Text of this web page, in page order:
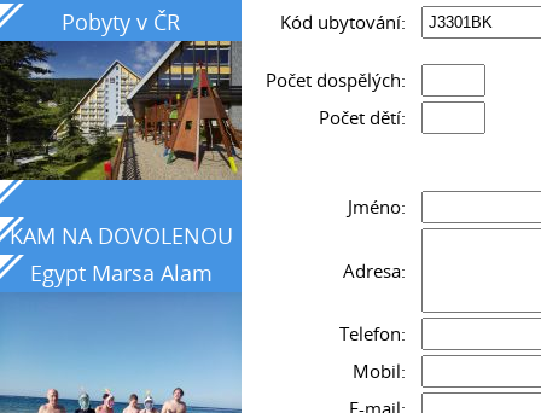
Pobyty v ČR
KAM NA DOVOLENOU
Egypt Marsa Alam
Kód ubytování:
Počet dospělých:
Počet dětí:
Jméno:
Adresa:
Telefon:
Mobil:
E-mail: